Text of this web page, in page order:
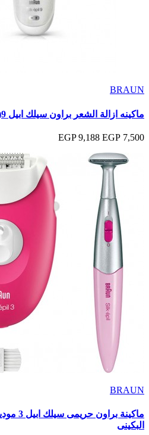
BRAUN
ماكينه ازالة الشعر براون سيلك ابيل 9(2 شفرة) موديل 9700
7,500 EGP
9,188 EGP
BRAUN
البكينى